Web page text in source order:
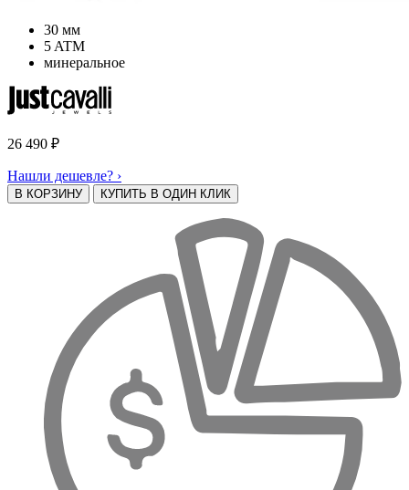
30 мм
5 ATM
минеральное
26 490 ₽
Нашли дешевле? ›
В КОРЗИНУ КУПИТЬ В ОДИН КЛИК